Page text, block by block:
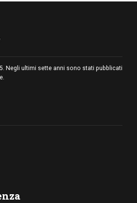
Negli ultimi sette anni sono stati pubblicati